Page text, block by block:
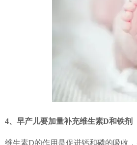
4、 早产儿要加量补充维生素D和铁剂
维生素D的作用是促进钙和磷的吸收